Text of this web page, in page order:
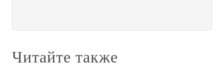
Читайте также